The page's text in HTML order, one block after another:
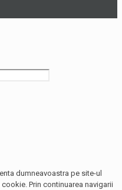
dumneavoastra pe site-ul
Prin continuarea navigarii